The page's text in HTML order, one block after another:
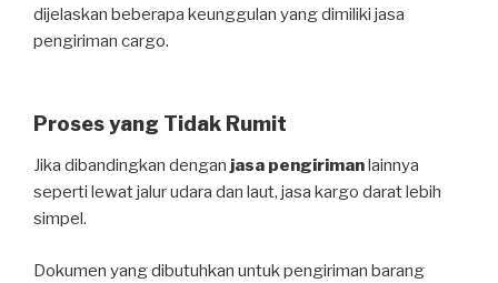
dijelaskan beberapa keunggulan yang dimiliki jasa
pengiriman cargo.
Proses yang Tidak Rumit
Jika dibandingkan dengan jasa pengiriman lainnya
seperti lewat jalur udara dan laut, jasa kargo darat lebih
simpel.
Dokumen yang dibutuhkan untuk pengiriman barang